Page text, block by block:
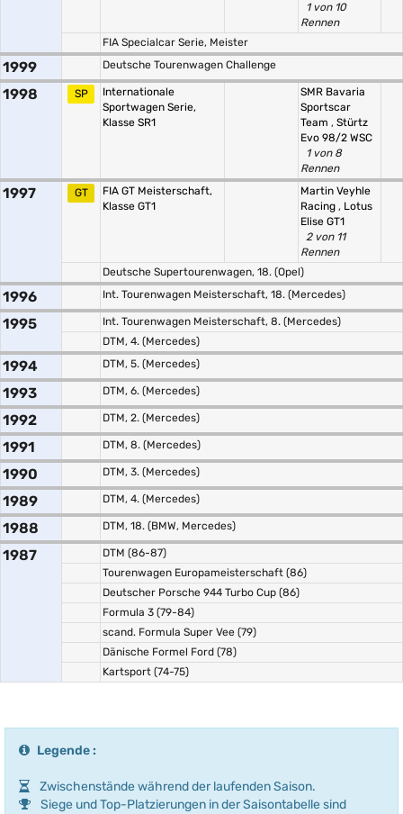
1 von 10
Rennen
FIA Specialcar Serie, Meister
1999 Deutsche Tourenwagen Challenge
1998 SP
Internationale
Sportwagen Serie,
Klasse SR1
SMR Bavaria
Sportscar
Team , Stürtz
Evo 98/2 WSC
1 von 8
Rennen
1997 GT
FIA GT Meisterschaft,
Klasse GT1
Martin Veyhle
Racing , Lotus
Elise GT1
2 von 11
Rennen
Deutsche Supertourenwagen, 18. (Opel)
1996 Int. Tourenwagen Meisterschaft, 18. (Mercedes)
1995
Int. Tourenwagen Meisterschaft, 8. (Mercedes)
DTM, 4. (Mercedes)
1994 DTM, 5. (Mercedes)
1993 DTM, 6. (Mercedes)
1992 DTM, 2. (Mercedes)
1991 DTM, 8. (Mercedes)
1990 DTM, 3. (Mercedes)
1989 DTM, 4. (Mercedes)
1988 DTM, 18. (BMW, Mercedes)
1987
DTM (86-87)
Tourenwagen Europameisterschaft (86)
Deutscher Porsche 944 Turbo Cup (86)
Formula 3 (79-84)
scand. Formula Super Vee (79)
Dänische Formel Ford (78)
Kartsport (74-75)
Legende :
Zwischenstände während der laufenden Saison.
Siege und Top-Platzierungen in der Saisontabelle sind